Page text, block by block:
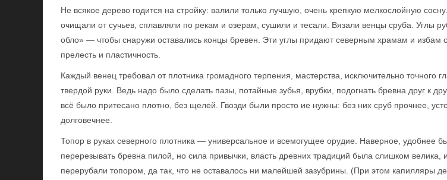
Не всякое дерево годится на стройку: валили только лучшую, очень крепкую мелкослойную
очищали от сучьев, сплавляли по рекам и озерам, сушили и тесали. Вязали венцы сруба. Углы
обло» — чтобы снаружи оставались концы бревен. Эти углы придают северным храмам и избам
прелесть и пластичность.
Каждый венец требовал от плотника громадного терпения, мастерства, исключительно точного
твердой руки. Ведь надо было сделать пазы, потайные зубья, врубки, подогнать бревна друг к
всё было притесано плотно, без щелей. Гвозди были просто ие нужны: без них сруб прочнее,
долговечнее.
Топор в руках северного плотника — универсальное и всемогущее орудие. Наверное, удобнее
перерезывать бревна пилой, но сила привычки, власть древних традиций была слишком велика,
перерубали топором, да так, что не оставалось ни малейшей зазубрины. (При этом капилляры